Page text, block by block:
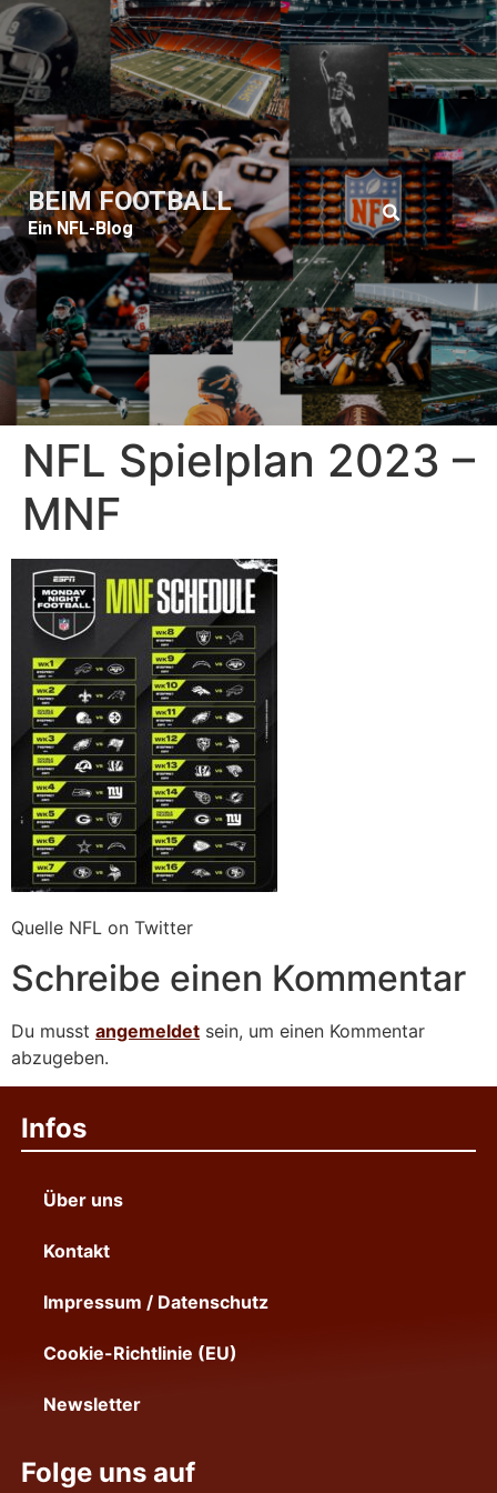
BEIM FOOTBALL
Ein NFL-Blog
NFL Spielplan 2023 –
MNF
Quelle NFL on Twitter
Schreibe einen Kommentar
Du musst angemeldet sein, um einen Kommentar
abzugeben.
Infos
Über uns
Kontakt
Impressum / Datenschutz
Cookie-Richtlinie (EU)
Newsletter
Folge uns auf